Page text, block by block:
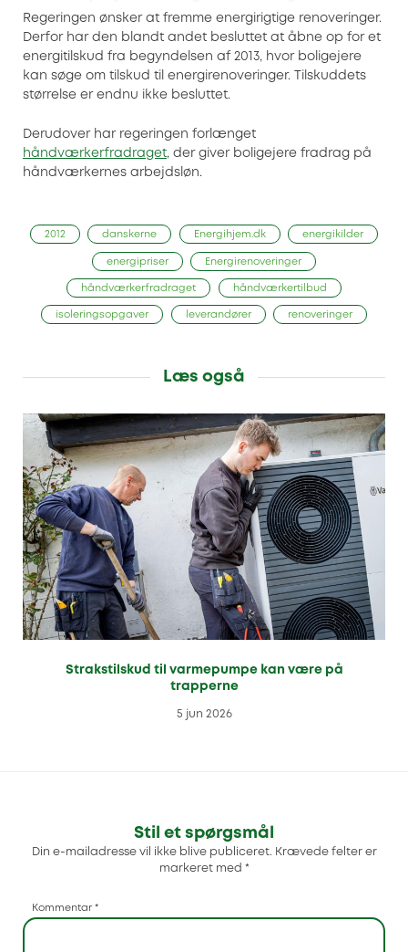
Regeringen ønsker at fremme energirigtige renoveringer.
Derfor har den blandt andet besluttet at åbne op for et
energitilskud fra begyndelsen af 2013, hvor boligejere
kan søge om tilskud til energirenoveringer. Tilskuddets
størrelse er endnu ikke besluttet.
Derudover har regeringen forlænget
håndværkerfradraget, der giver boligejere fradrag på
håndværkernes arbejdsløn.
2012 danskerne Energihjem.dk energikilder
energipriser Energirenoveringer
håndværkerfradraget håndværkertilbud
isoleringsopgaver leverandører renoveringer
Læs også
Strakstilskud til varmepumpe kan være på
trapperne
5 jun 2026
Stil et spørgsmål
Din e-mailadresse vil ikke blive publiceret. Krævede felter er
markeret med *
Kommentar *